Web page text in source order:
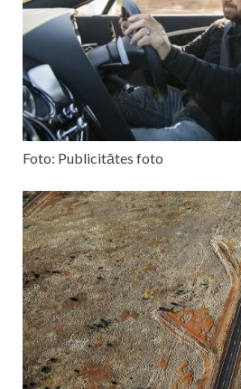
Foto: Publicitātes foto